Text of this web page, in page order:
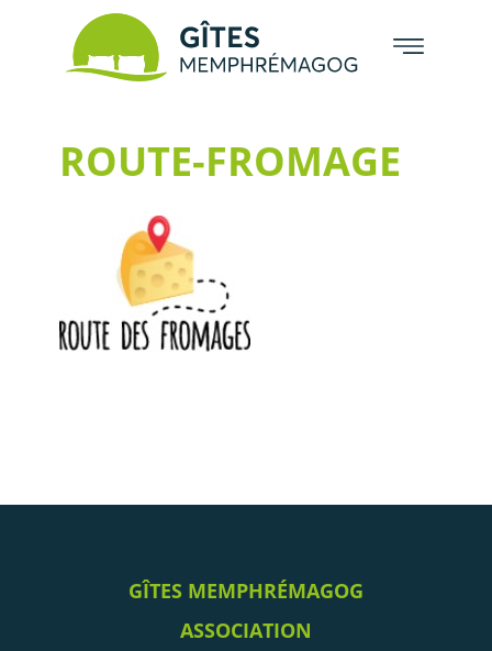
ROUTE-FROMAGE
GÎTES MEMPHRÉMAGOG
ASSOCIATION